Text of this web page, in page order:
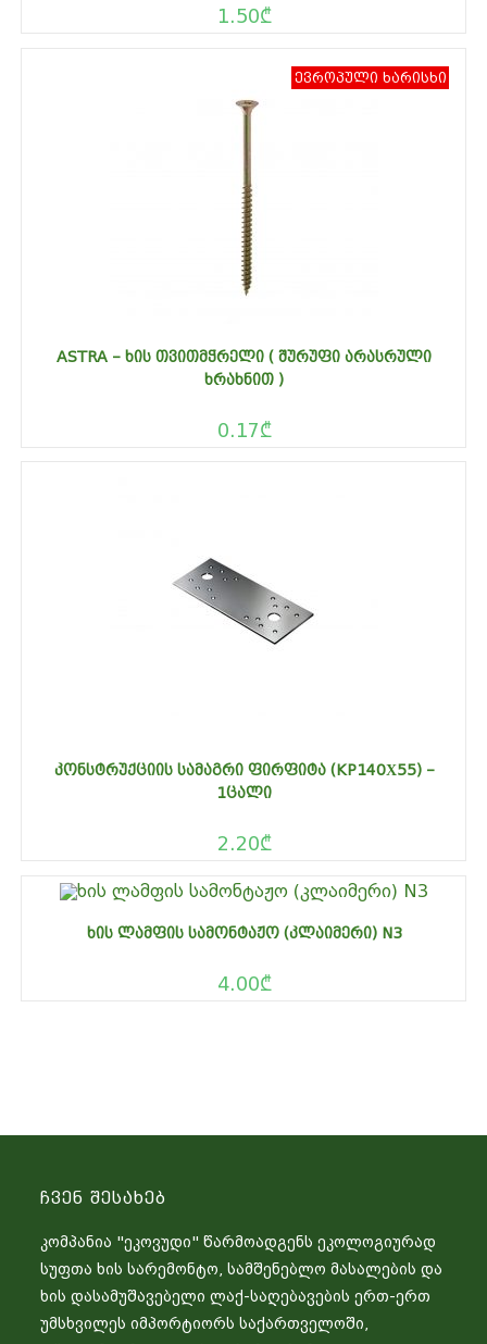
1.50₾
ევროპული ხარისხი
ASTRA – ᲮᲘᲡ ᲗᲕᲘᲗᲛᲭᲠᲔᲚᲘ ( ᲨᲣᲠᲣᲤᲘ ᲐᲠᲐᲡᲠᲣᲚᲘ
ᲮᲠᲐᲮᲜᲘᲗ )
0.17₾
ᲙᲝᲜᲡᲢᲠᲣᲥᲪᲘᲘᲡ ᲡᲐᲛᲐᲒᲠᲘ ᲤᲘᲠᲤᲘᲢᲐ (KP140Х55) –
1ᲪᲐᲚᲘ
2.20₾
ᲮᲘᲡ ᲚᲐᲛᲤᲘᲡ ᲡᲐᲛᲝᲜᲢᲐᲟᲝ (ᲙᲚᲐᲘᲛᲔᲠᲘ) N3
4.00₾
Ჩვენ Შესახებ
კომპანია "ეკოვუდი" წარმოადგენს ეკოლოგიურად
სუფთა ხის სარემონტო, სამშენებლო მასალების და
ხის დასამუშავებელი ლაქ-საღებავების ერთ-ერთ
უმსხვილეს იმპორტიორს საქართველოში,